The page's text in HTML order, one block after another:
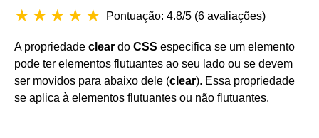
Pontuação: 4.8/5 (6 avaliações)
A propriedade clear do CSS especifica se um elemento
pode ter elementos flutuantes ao seu lado ou se devem
ser movidos para abaixo dele (clear). Essa propriedade
se aplica à elementos flutuantes ou não flutuantes.